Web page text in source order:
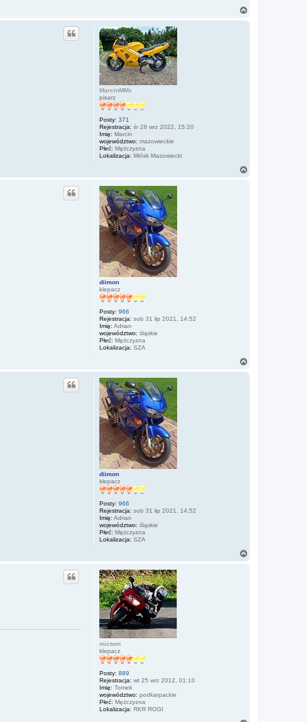
MarcinMMz
pisarz
Posty: 371
Rejestracja: śr 28 wrz 2022, 15:20
Imię: Marcin
województwo: mazowieckie
Płeć: Mężczyzna
Lokalizacja: Mińsk Mazowiecki
diimon
klepacz
Posty: 966
Rejestracja: sob 31 lip 2021, 14:52
Imię: Adrian
województwo: śląskie
Płeć: Mężczyzna
Lokalizacja: SZA
diimon
klepacz
Posty: 966
Rejestracja: sob 31 lip 2021, 14:52
Imię: Adrian
województwo: śląskie
Płeć: Mężczyzna
Lokalizacja: SZA
mictom
klepacz
Posty: 889
Rejestracja: wt 25 wrz 2012, 01:10
Imię: Tomek
województwo: podkarpackie
Płeć: Mężczyzna
Lokalizacja: RKR ROGI